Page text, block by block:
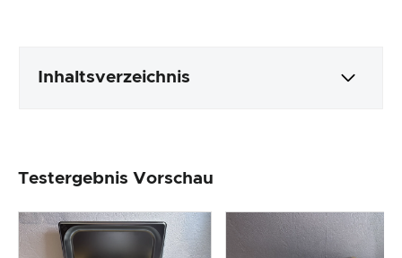
Inhaltsverzeichnis
Produktverarbeitung & Erscheinungsbild
Der Praxistest
Testergebnis Vorschau